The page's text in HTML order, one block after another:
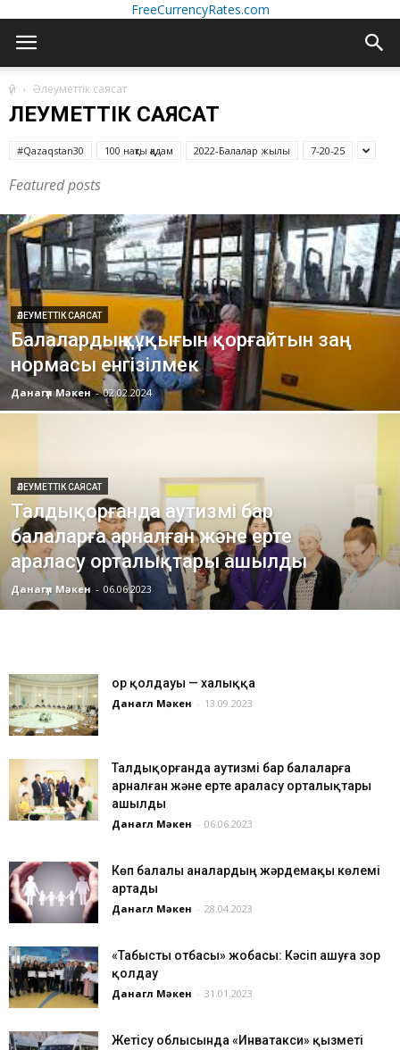
FreeCurrencyRates.com
үй Әлеуметтік саясат
ӘЛЕУМЕТТІК САЯСАТ
#Qazaqstan30 100 нақты қадам 2022-Балалар жылы 7-20-25
Featured posts
ӘЛЕУМЕТТІК САЯСАТ
Балалардың құқығын қорғайтын заң
нормасы енгізілмек
Данагүл Мәкен - 02.02.2024
ӘЛЕУМЕТТІК САЯСАТ
Талдықорғанда аутизмі бар
балаларға арналған және ерте
араласу орталықтары ашылды
Данагүл Мәкен - 06.06.2023
Қор қолдауы — халыққа
Данагүл Мәкен - 13.09.2023
Талдықорғанда аутизмі бар балаларға
арналған және ерте араласу орталықтары
ашылды
Данагүл Мәкен - 06.06.2023
Көп балалы аналардың жәрдемақы көлемі
артады
Данагүл Мәкен - 28.04.2023
«Табысты отбасы» жобасы: Кәсіп ашуға зор
қолдау
Данагүл Мәкен - 31.01.2023
Жетісу облысында «Инватакси» қызметі